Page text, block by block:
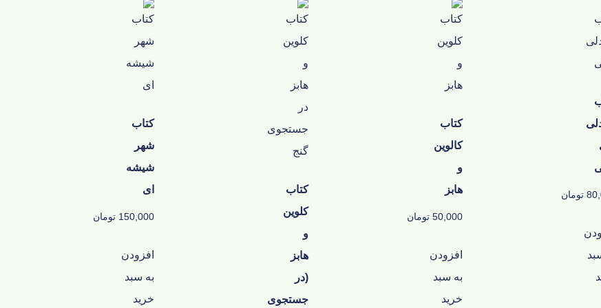
تومان
کتاب
كالوين
و
هابز
50,000 تومان
افزودن
به سبد
خرید
کتاب
کلوین
و
هابز
(در
جستجوی
کتاب
شهر
شیشه
ای
150,000 تومان
افزودن
به سبد
خرید